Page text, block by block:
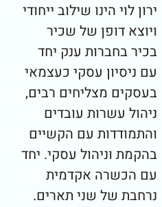
ירון לוי הינו שילוב ייחודי
ויוצא דופן של שכיר
בכיר בחברות ענק יחד
עם ניסיון עסקי כעצמאי
בעסקים מצליחים רבים,
ניהול עשרות עובדים
והתמודדות עם הקשיים
בהקמת וניהול עסקי. יחד
עם הכשרה אקדמית
נרחבת של שני תארים.